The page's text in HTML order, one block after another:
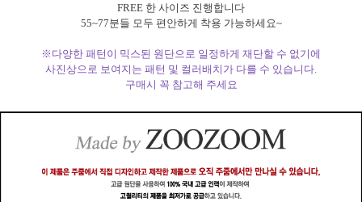
FREE 한 사이즈 진행합니다
55~77분들 모두 편안하게 착용 가능하세요~
※다양한 패턴이 믹스된 원단으로 일정하게 재단할 수 없기에
사진상으로 보여지는 패턴 및 컬러배치가 다를 수 있습니다.
구매시 꼭 참고해 주세요